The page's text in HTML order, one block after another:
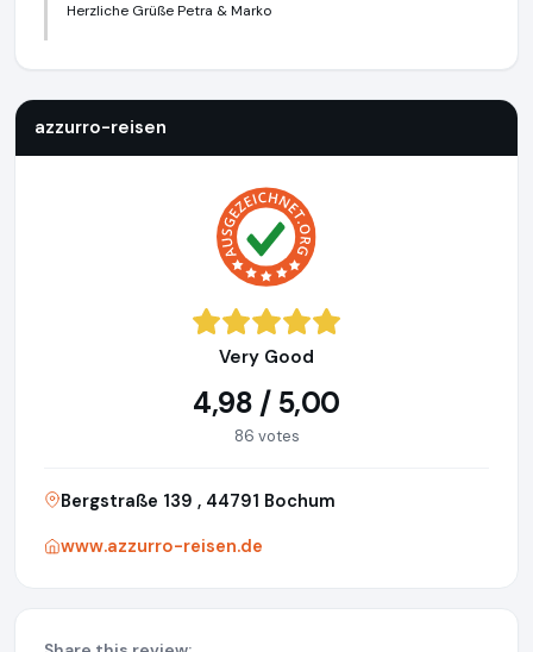
Herzliche Grüße Petra & Marko
azzurro-reisen
Very Good
4,98 / 5,00
86 votes
Bergstraße 139 , 44791 Bochum
www.azzurro-reisen.de